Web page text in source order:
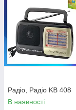
Радіо, Радіо KB 408
В наявності